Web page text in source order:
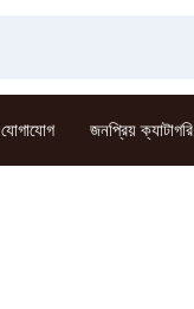
যোগাযোগ জনপ্রিয় ক্যাটাগরি